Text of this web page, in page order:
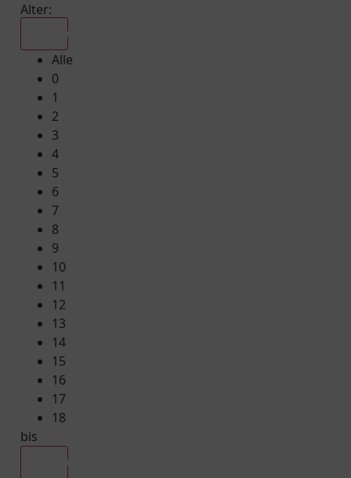
Alter:
Alle
0
1
2
3
4
5
6
7
8
9
10
11
12
13
14
15
16
17
18
bis